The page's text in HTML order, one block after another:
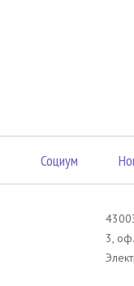
Социум
3,